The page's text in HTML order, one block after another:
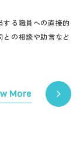
る職員への直接的
との相談や助言など
More